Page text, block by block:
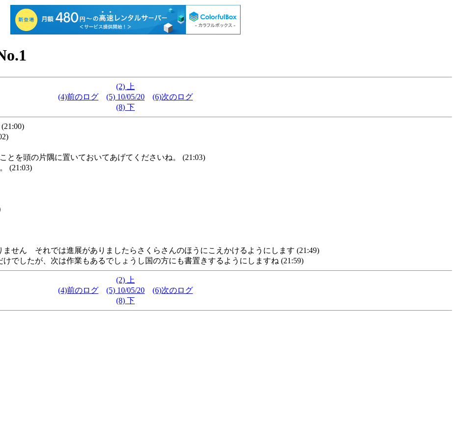
(2) 上
(4)前のログ
(5) 10/05/20
(6)次のログ
(8) 下
とを頭の片隅に置いておいてあげてくださいね。 (21:03)
(21:03)
せん それでは進展がありましたらさくらさんのほうにこえかけるようにします (21:49)
でしたが、次は作業もあるでしょうし国の方にも書置きするようにしますね (21:59)
(2) 上
(4)前のログ
(5) 10/05/20
(6)次のログ
(8) 下